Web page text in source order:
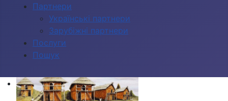
Партнери
Українські партнери
Зарубіжні партнери
Послуги
Пошук